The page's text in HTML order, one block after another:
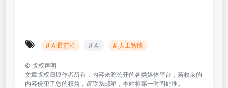
# AI最前沿 # AI # 人工智能
© 版权声明
文章版权归原作者所有，内容来源公开的各类媒体平台，若收录的
内容侵犯了您的权益，请联系邮箱，本站将第一时间处理。